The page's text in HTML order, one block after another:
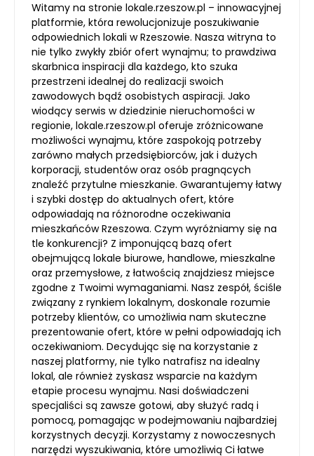
Witamy na stronie lokale.rzeszow.pl – innowacyjnej
platformie, która rewolucjonizuje poszukiwanie
odpowiednich lokali w Rzeszowie. Nasza witryna to
nie tylko zwykły zbiór ofert wynajmu; to prawdziwa
skarbnica inspiracji dla każdego, kto szuka
przestrzeni idealnej do realizacji swoich
zawodowych bądź osobistych aspiracji. Jako
wiodący serwis w dziedzinie nieruchomości w
regionie, lokale.rzeszow.pl oferuje zróżnicowane
możliwości wynajmu, które zaspokoją potrzeby
zarówno małych przedsiębiorców, jak i dużych
korporacji, studentów oraz osób pragnących
znaleźć przytulne mieszkanie. Gwarantujemy łatwy
i szybki dostęp do aktualnych ofert, które
odpowiadają na różnorodne oczekiwania
mieszkańców Rzeszowa. Czym wyróżniamy się na
tle konkurencji? Z imponującą bazą ofert
obejmującą lokale biurowe, handlowe, mieszkalne
oraz przemysłowe, z łatwością znajdziesz miejsce
zgodne z Twoimi wymaganiami. Nasz zespół, ściśle
związany z rynkiem lokalnym, doskonale rozumie
potrzeby klientów, co umożliwia nam skuteczne
prezentowanie ofert, które w pełni odpowiadają ich
oczekiwaniom. Decydując się na korzystanie z
naszej platformy, nie tylko natrafisz na idealny
lokal, ale również zyskasz wsparcie na każdym
etapie procesu wynajmu. Nasi doświadczeni
specjaliści są zawsze gotowi, aby służyć radą i
pomocą, pomagając w podejmowaniu najbardziej
korzystnych decyzji. Korzystamy z nowoczesnych
narzędzi wyszukiwania, które umożliwią Ci łatwe